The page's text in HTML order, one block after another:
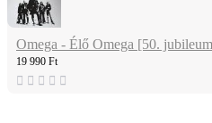
Omega - Élő Omega [50.
19 990 Ft